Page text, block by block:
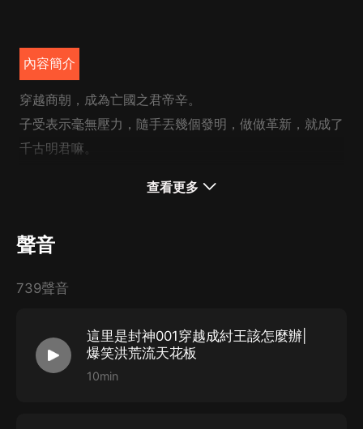
內容簡介
穿越商朝，成為亡國之君帝辛。
子受表示毫無壓力，隨手丟幾個發明，做做革新，就成了
千古明君嘛。
虎坐下五色神牛，騰空而起，頓時心態崩了！
查看更多
聲音
739聲音
這里是封神001穿越成紂王該怎麼辦|
爆笑洪荒流天花板
10min